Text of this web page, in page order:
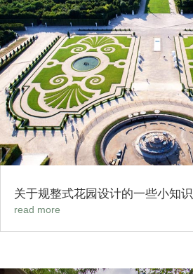
关于规整式花园设计的一些小知识
read more